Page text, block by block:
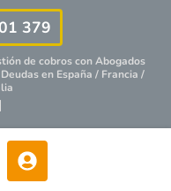
379
de cobros conAbogados
en España / Francia /